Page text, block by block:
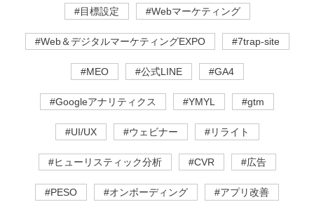
#目標設定 #Webマーケティング
#Web＆デジタルマーケティングEXPO #7trap-site
#MEO #公式LINE #GA4
#Googleアナリティクス #YMYL #gtm
#UI/UX #ウェビナー #リライト
#ヒューリスティック分析 #CVR #広告
#PESO #オンボーディング #アプリ改善